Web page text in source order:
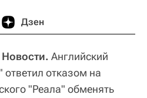
Дзен
Английский
отказом на
"Реала" обменять